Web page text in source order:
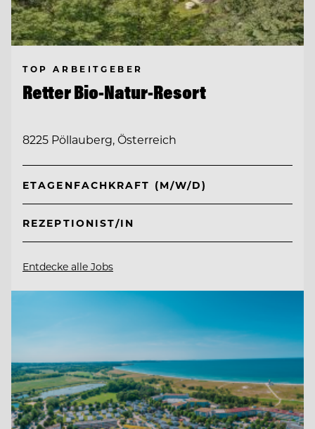
TOP ARBEITGEBER
Retter Bio-Natur-Resort
8225 Pöllauberg, Österreich
ETAGENFACHKRAFT (M/W/D)
REZEPTIONIST/IN
Entdecke alle Jobs